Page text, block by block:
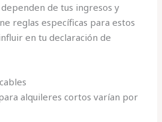
de tus ingresos y
reglas específicas para estos
en tu declaración de
alquileres cortos varían por